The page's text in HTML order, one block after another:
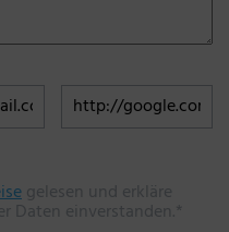
gelesen und erkläre
Daten einverstanden.*